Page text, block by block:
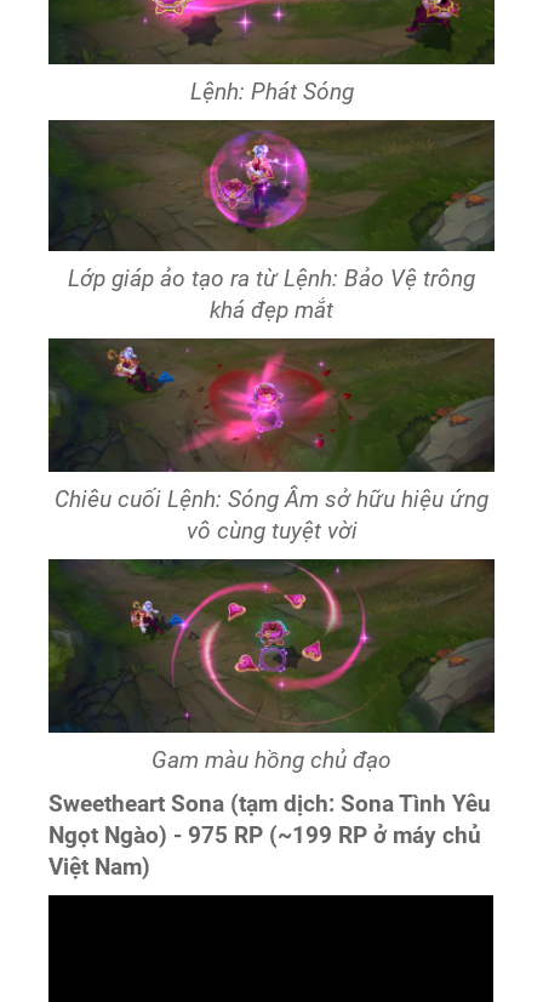
Lệnh: Phát Sóng
Lớp giáp ảo tạo ra từ Lệnh: Bảo Vệ trông
khá đẹp mắt
Chiêu cuối Lệnh: Sóng Âm sở hữu hiệu ứng
vô cùng tuyệt vời
Gam màu hồng chủ đạo
Sweetheart Sona (tạm dịch: Sona Tình Yêu
Ngọt Ngào) - 975 RP (~199 RP ở máy chủ
Việt Nam)